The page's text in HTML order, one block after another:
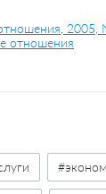
2005,
отношения